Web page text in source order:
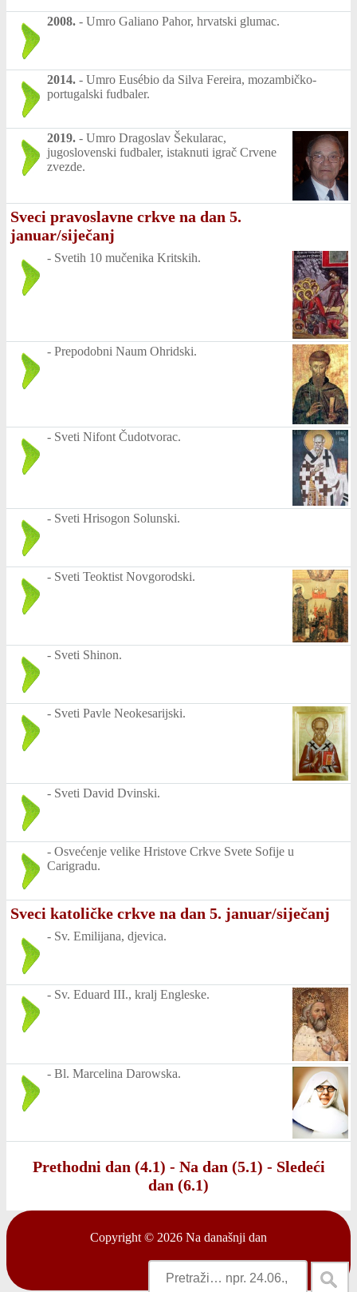
2008. - Umro Galiano Pahor, hrvatski glumac.
2014. - Umro Eusébio da Silva Fereira, mozambičko-
portugalski fudbaler.
2019. - Umro Dragoslav Šekularac,
jugoslovenski fudbaler, istaknuti igrač Crvene
zvezde.
Sveci pravoslavne crkve na dan 5.
januar/siječanj
- Svetih 10 mučenika Kritskih.
- Prepodobni Naum Ohridski.
- Sveti Nifont Čudotvorac.
- Sveti Hrisogon Solunski.
- Sveti Teoktist Novgorodski.
- Sveti Shinon.
- Sveti Pavle Neokesarijski.
- Sveti David Dvinski.
- Osvećenje velike Hristove Crkve Svete Sofije u
Carigradu.
Sveci katoličke crkve na dan 5. januar/siječanj
- Sv. Emilijana, djevica.
- Sv. Eduard III., kralj Engleske.
- Bl. Marcelina Darowska.
Prethodni dan (4.1) - Na dan (5.1) - Sledeći
dan (6.1)
Copyright © 2026 Na današnji dan